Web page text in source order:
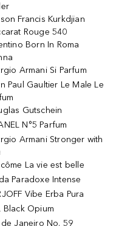
Francis Kurkdjian
Rouge 540
Born In Roma
Armani Si Parfum
Paul Gaultier Le Male Le
Gutschein
N°5 Parfum
Armani Stronger with
La vie est belle
Paradoxe Intense
Vibe Erba Pura
Black Opium
Janeiro No. 59